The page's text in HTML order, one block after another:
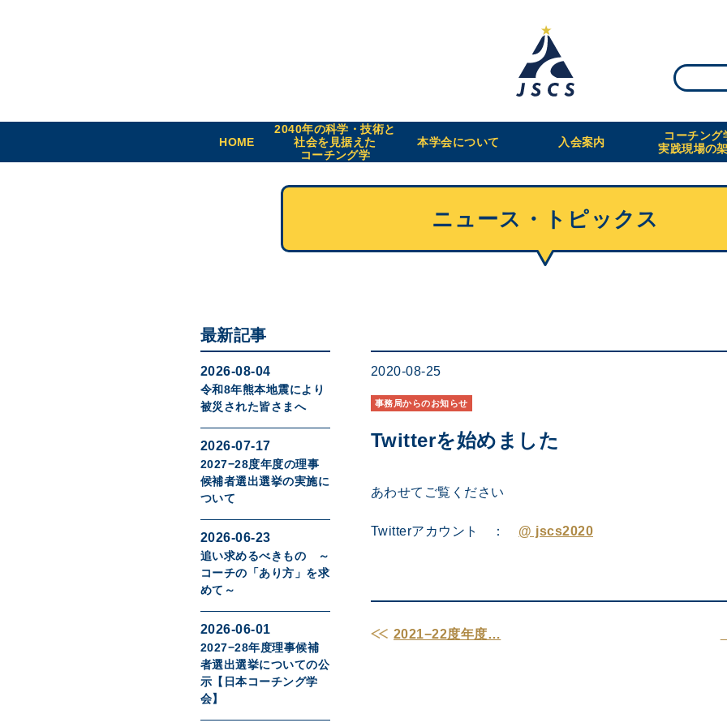
HOME
2040年の科学・技術と
社会を見据えた
コーチング学
本学会について 入会案内
コーチング
実践現場の
ニュース・トピックス
2020-08-25
事務局からのお知らせ
Twitterを始めました
あわせてご覧ください
Twitterアカウント ： @ jscs2020
2021−22度年度…
最新記事
2026-08-04
令和8年熊本地震により
被災された皆さまへ
2026-07-17
2027−28度年度の理事
候補者選出選挙の実施に
ついて
2026-06-23
追い求めるべきもの ～
コーチの「あり方」を求
めて～
2026-06-01
2027−28年度理事候補
者選出選挙についての公
示【日本コーチング学
会】